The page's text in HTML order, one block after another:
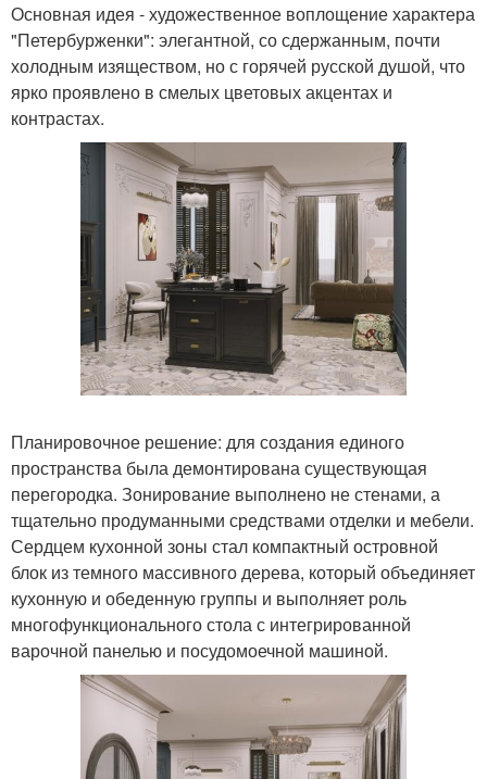
Основная идея - художественное воплощение характера
"Петербурженки": элегантной, со сдержанным, почти
холодным изяществом, но с горячей русской душой, что
ярко проявлено в смелых цветовых акцентах и
контрастах.
Планировочное решение: для создания единого
пространства была демонтирована существующая
перегородка. Зонирование выполнено не стенами, а
тщательно продуманными средствами отделки и мебели.
Сердцем кухонной зоны стал компактный островной
блок из темного массивного дерева, который объединяет
кухонную и обеденную группы и выполняет роль
многофункционального стола с интегрированной
варочной панелью и посудомоечной машиной.